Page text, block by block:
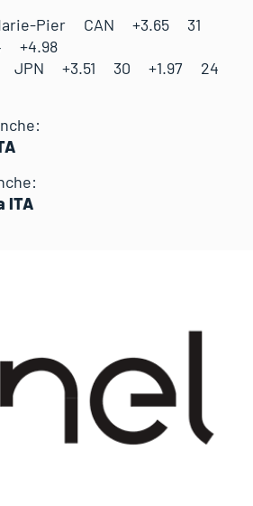
Marie-Pier CAN +3.65 31
+4.98
JPN +3.51 30 +1.97 24
ITA